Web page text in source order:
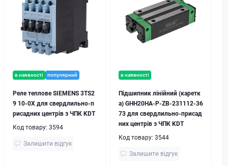
в наявності популярний
Реле теплове SIEMENS 3TS2
9 10-0X для свердлильно-п
рисадних центрів з ЧПК KDT
Код товару: 3594
Залишити відгук
в наявності
Підшипник лінійний (каретк
а) GHH20HA-P-ZB-231112-36
73 для свердлильно-присад
них центрів з ЧПК KDT
Код товару: 3544
Залишити відгук